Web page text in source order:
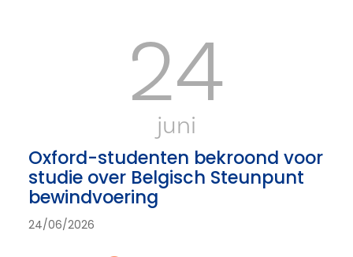
24
juni
Oxford-studenten bekroond voor
studie over Belgisch Steunpunt
bewindvoering
24/06/2026